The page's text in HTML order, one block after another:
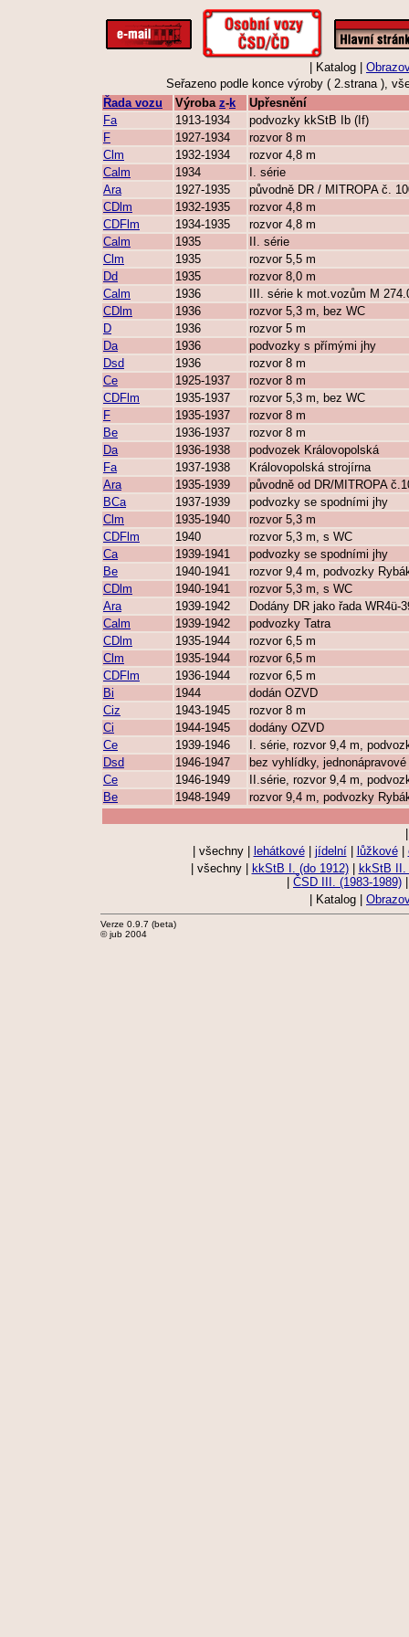
| Katalog |
Seřazeno podle konce výroby ( 2.strana ),
Řada vozu
Výroba z-k
Upřesnění
Fa
1913-1934
podvozky kkStB Ib (If)
F
1927-1934
rozvor 8 m
Clm
1932-1934
rozvor 4,8 m
Calm
1934
I. série
Ara
1927-1935
původně DR / MITROPA č.
CDlm
1932-1935
rozvor 4,8 m
CDFlm
1934-1935
rozvor 4,8 m
Calm
1935
II. série
Clm
1935
rozvor 5,5 m
Dd
1935
rozvor 8,0 m
Calm
1936
III. série k mot.vozům M
CDlm
1936
rozvor 5,3 m, bez WC
D
1936
rozvor 5 m
Da
1936
podvozky s přímými jhy
Dsd
1936
rozvor 8 m
Ce
1925-1937
rozvor 8 m
CDFlm
1935-1937
rozvor 5,3 m, bez WC
F
1935-1937
rozvor 8 m
Be
1936-1937
rozvor 8 m
Da
1936-1938
podvozek Královopolská
Fa
1937-1938
Královopolská strojírna
Ara
1935-1939
původně od DR/MITROPA
BCa
1937-1939
podvozky se spodními jhy
Clm
1935-1940
rozvor 5,3 m
CDFlm
1940
rozvor 5,3 m, s WC
Ca
1939-1941
podvozky se spodními jhy
Be
1940-1941
rozvor 9,4 m, podvozky
CDlm
1940-1941
rozvor 5,3 m, s WC
Ara
1939-1942
Dodány DR jako řada WR4ü-
Calm
1939-1942
podvozky Tatra
CDlm
1935-1944
rozvor 6,5 m
Clm
1935-1944
rozvor 6,5 m
CDFlm
1936-1944
rozvor 6,5 m
Bi
1944
dodán OZVD
Ciz
1943-1945
rozvor 8 m
Ci
1944-1945
dodány OZVD
Ce
1939-1946
I. série, rozvor 9,4 m,
Dsd
1946-1947
bez vyhlídky,
Ce
1946-1949
II.série, rozvor 9,4 m,
Be
1948-1949 rozvor 9,4 m, podvozky
| všechny |
lehátkové| jídelní| lůžkové|
| všechny |
kkStB I. (do 1912)|
kkStB II.
ČSD III. (1983-1989)
| Katalog |
Verze 0.9.7 (beta)
© jub 2004